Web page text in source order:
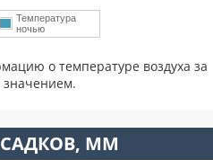
Температура
ночью
о температуре воздуха за
значением.
ММ